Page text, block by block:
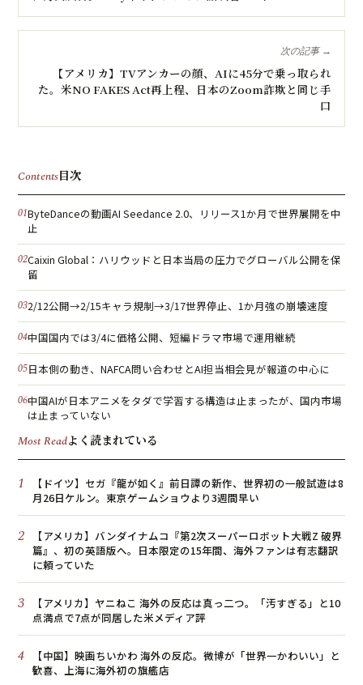
次の記事 →
【アメリカ】TVアンカーの顔、AIに45分で乗っ取られ
た。米NO FAKES Act再上程、日本のZoom詐欺と同じ手
口
Contents目次
ByteDanceの動画AI Seedance 2.0、リリース1か月で世界展開を中
止
Caixin Global：ハリウッドと日本当局の圧力でグローバル公開を保
留
2/12公開→2/15キャラ規制→3/17世界停止、1か月強の崩壊速度
中国国内では3/4に価格公開、短編ドラマ市場で運用継続
日本側の動き、NAFCA問い合わせとAI担当相会見が報道の中心に
中国AIが日本アニメをタダで学習する構造は止まったが、国内市場
は止まっていない
Most Readよく読まれている
1
【ドイツ】セガ『龍が如く』前日譚の新作、世界初の一般試遊は8
月26日ケルン。東京ゲームショウより3週間早い
2
【アメリカ】バンダイナムコ『第2次スーパーロボット大戦Z 破界
篇』、初の英語版へ。日本限定の15年間、海外ファンは有志翻訳
に頼っていた
3
【アメリカ】ヤニねこ 海外の反応は真っ二つ。「汚すぎる」と10
点満点で7点が同居した米メディア評
4
【中国】映画ちいかわ 海外の反応。微博が「世界一かわいい」と
歓喜、上海に海外初の旗艦店